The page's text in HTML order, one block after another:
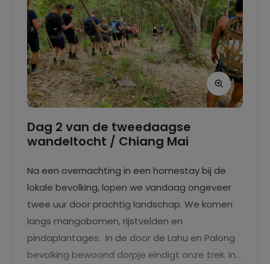
Dag 2 van de tweedaagse
wandeltocht / Chiang Mai
Na een overnachting in een homestay bij de
lokale bevolking, lopen we vandaag ongeveer
twee uur door prachtig landschap. We komen
langs mangobomen, rijstvelden en
pindaplantages. In de door de Lahu en Palong
bevolking bewoond dorpje eindigt onze trek. In